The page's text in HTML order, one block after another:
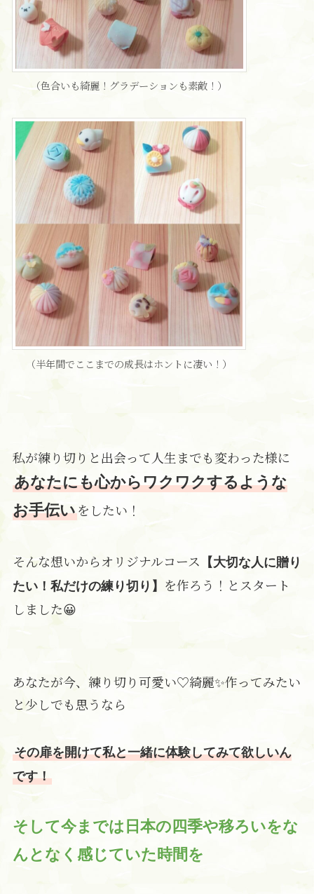
（色合いも綺麗！グラデーションも素敵！）
（半年間でここまでの成長はホントに凄い！）
私が練り切りと出会って人生までも変わった様に
あなたにも心からワクワクするような
お手伝いをしたい！
そんな想いからオリジナルコース 【大切な人に贈り
たい！私だけの練り切り】
を作ろう！とスタート
しました😀
あなたが今、練り切り可愛い♡綺麗✨作ってみたい
と少しでも思うなら
その扉を開けて私と一緒に体験してみて欲しいん
です！
そして今までは日本の四季や移ろいをな
んとなく感じていた時間を